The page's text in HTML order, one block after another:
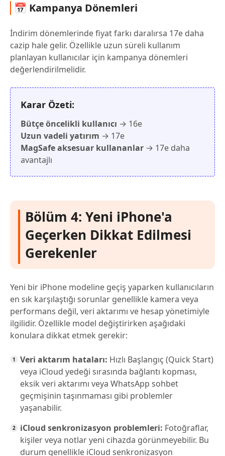
📅 Kampanya Dönemleri
İndirim dönemlerinde fiyat farkı daralırsa 17e daha
cazip hale gelir. Özellikle uzun süreli kullanım
planlayan kullanıcılar için kampanya dönemleri
değerlendirilmelidir.
Karar Özeti:
Bütçe öncelikli kullanıcı → 16e
Uzun vadeli yatırım → 17e
MagSafe aksesuar kullananlar → 17e daha
avantajlı
Bölüm 4: Yeni iPhone'a
Geçerken Dikkat Edilmesi
Gerekenler
Yeni bir iPhone modeline geçiş yaparken kullanıcıların
en sık karşılaştığı sorunlar genellikle kamera veya
performans değil, veri aktarımı ve hesap yönetimiyle
ilgilidir. Özellikle model değiştirirken aşağıdaki
konulara dikkat etmek gerekir:
Veri aktarım hataları: Hızlı Başlangıç (Quick Start)
veya iCloud yedeği sırasında bağlantı kopması,
eksik veri aktarımı veya WhatsApp sohbet
geçmişinin taşınmaması gibi problemler
yaşanabilir.
iCloud senkronizasyon problemleri: Fotoğraflar,
kişiler veya notlar yeni cihazda görünmeyebilir. Bu
durum genellikle iCloud senkronizasyon